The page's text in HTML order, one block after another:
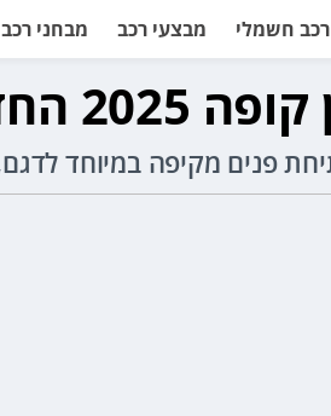
רכב חשמלי מבצעי רכב מבחני רכב